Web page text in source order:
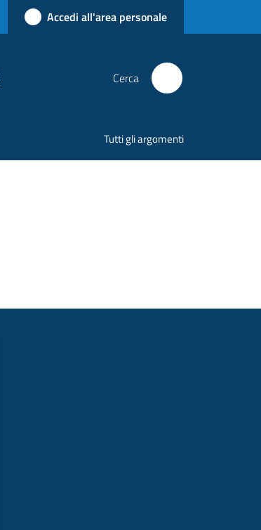
Accedi all'area personale
Cerca
Tutti gli argomenti